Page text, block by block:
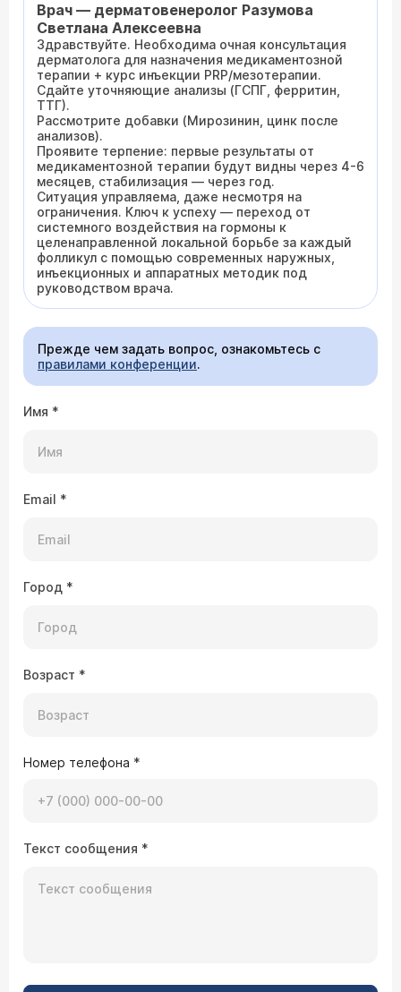
Врач — дерматовенеролог Разумова
Светлана Алексеевна
Здравствуйте. Необходима очная консультация
дерматолога для назначения медикаментозной
терапии + курс инъекции PRP/мезотерапии.
Сдайте уточняющие анализы (ГСПГ, ферритин,
ТТГ).
Рассмотрите добавки (Мирозинин, цинк после
анализов).
Проявите терпение: первые результаты от
медикаментозной терапии будут видны через 4-6
месяцев, стабилизация — через год.
Ситуация управляема, даже несмотря на
ограничения. Ключ к успеху — переход от
системного воздействия на гормоны к
целенаправленной локальной борьбе за каждый
фолликул с помощью современных наружных,
инъекционных и аппаратных методик под
руководством врача.
Прежде чем задать вопрос, ознакомьтесь с
правилами конференции.
Имя *
Email *
Город *
Возраст *
Номер телефона *
Текст сообщения *